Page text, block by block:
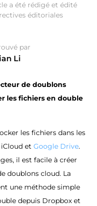
a été rédigé et édité
éditoriales
par
Li
de doublons
les fichiers en double
les fichiers dans les
et Google Drive.
il est facile à créer
doublons cloud. La
une méthode simple
depuis Dropbox et